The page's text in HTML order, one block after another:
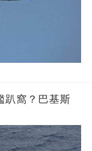
趴窩？巴基斯